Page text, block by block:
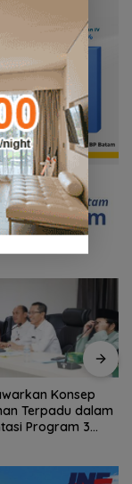
Jamin
Turnamen Sepak
Tambah Jumlah